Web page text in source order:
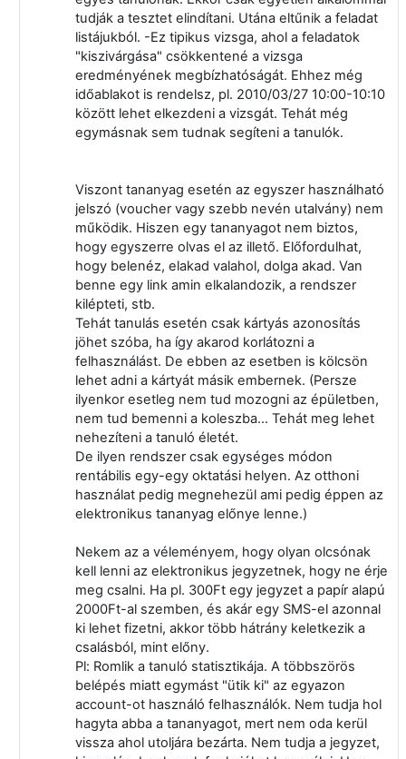
tudják a tesztet elindítani. Utána eltűnik a feladat
listájukból. -Ez tipikus vizsga, ahol a feladatok
"kiszivárgása" csökkentené a vizsga
eredményének megbízhatóságát. Ehhez még
időablakot is rendelsz, pl. 2010/03/27 10:00-10:10
között lehet elkezdeni a vizsgát. Tehát még
egymásnak sem tudnak segíteni a tanulók.
Viszont tananyag esetén az egyszer használható
jelszó (voucher vagy szebb nevén utalvány) nem
működik. Hiszen egy tananyagot nem biztos,
hogy egyszerre olvas el az illető. Előfordulhat,
hogy belenéz, elakad valahol, dolga akad. Van
benne egy link amin elkalandozik, a rendszer
kilépteti, stb.
Tehát tanulás esetén csak kártyás azonosítás
jöhet szóba, ha így akarod korlátozni a
felhasználást. De ebben az esetben is kölcsön
lehet adni a kártyát másik embernek. (Persze
ilyenkor esetleg nem tud mozogni az épületben,
nem tud bemenni a koleszba... Tehát meg lehet
nehezíteni a tanuló életét.
De ilyen rendszer csak egységes módon
rentábilis egy-egy oktatási helyen. Az otthoni
használat pedig megnehezül ami pedig éppen az
elektronikus tananyag előnye lenne.)
Nekem az a véleményem, hogy olyan olcsónak
kell lenni az elektronikus jegyzetnek, hogy ne érje
meg csalni. Ha pl. 300Ft egy jegyzet a papír alapú
2000Ft-al szemben, és akár egy SMS-el azonnal
ki lehet fizetni, akkor több hátrány keletkezik a
csalásból, mint előny.
Pl: Romlik a tanuló statisztikája. A többszörös
belépés miatt egymást "ütik ki" az egyazon
account-ot használó felhasználók. Nem tudja hol
hagyta abba a tananyagot, mert nem oda kerül
vissza ahol utoljára bezárta. Nem tudja a jegyzet,